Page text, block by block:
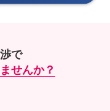
で
せんか？